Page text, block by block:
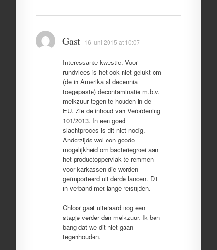
Gast 16 juni 2015 at 10:07
Interessante kwestie. Voor
rundvlees is het ook niet gelukt om
(de in Amerika al decennia
toegepaste) decontaminatie m.b.v.
melkzuur tegen te houden in de
EU. Zie de inhoud van Verordening
101/2013. In een goed
slachtproces is dit niet nodig.
Anderzijds wel een goede
mogelijkheid om bacteriegroei aan
het productoppervlak te remmen
voor karkassen die worden
geïmporteerd uit derde landen. Dit
in verband met lange reistijden.
Chloor gaat uiteraard nog een
stapje verder dan melkzuur. Ik ben
bang dat we dit niet gaan
tegenhouden.